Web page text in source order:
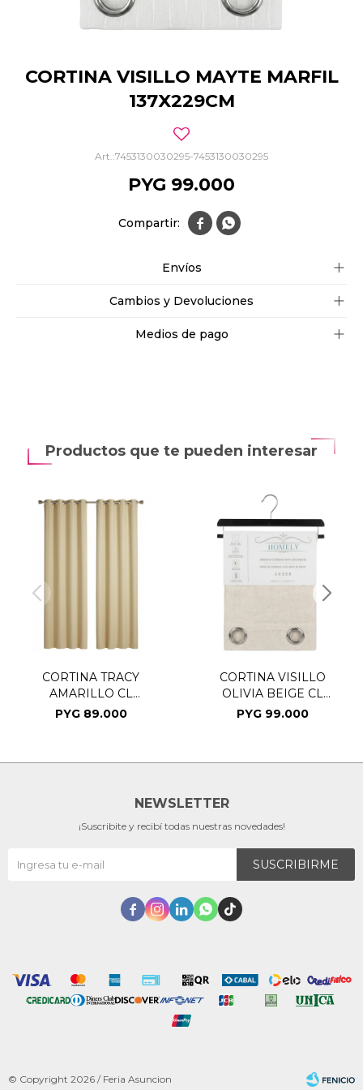
CORTINA VISILLO MAYTE MARFIL
137X229CM
7453130030295-7453130030295
PYG 99.000
 
Envíos
Cambios y Devoluciones
Medios de pago
Productos que te pueden interesar
CORTINA TRACY
AMARILLO CL
137X229CM
PYG 89.000
CORTINA VISILLO
OLIVIA BEIGE CL
137X229CM
PYG 99.000
NEWSLETTER
¡Suscribite y recibí todas nuestras novedades!
SUSCRIBIRME
    
© Copyright 2026 / Feria Asuncion